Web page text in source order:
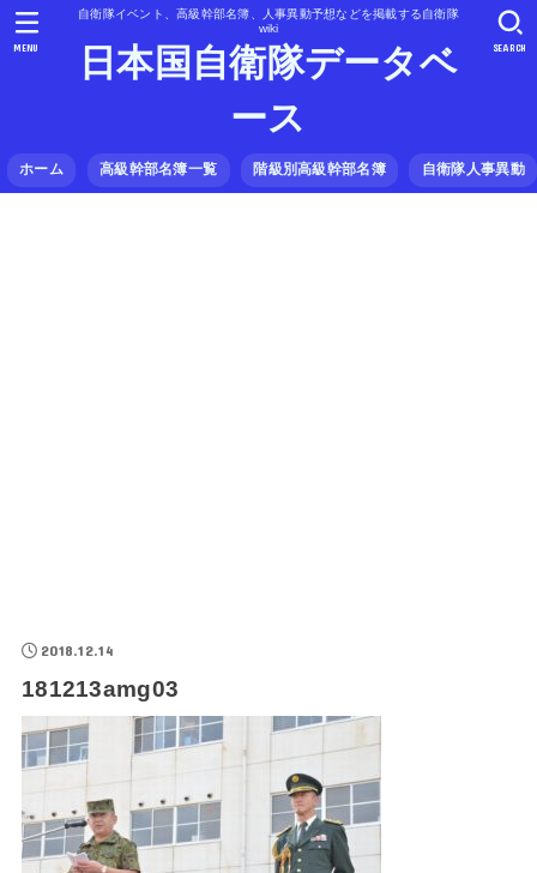
自衛隊イベント、高級幹部名簿、人事異動予想などを掲載する自衛隊
wiki
日本国自衛隊データベ
ース
ホーム 高級幹部名簿一覧 階級別高級幹部名簿 自衛隊人事異動
SEARCH
MENU
2018.12.14
181213amg03